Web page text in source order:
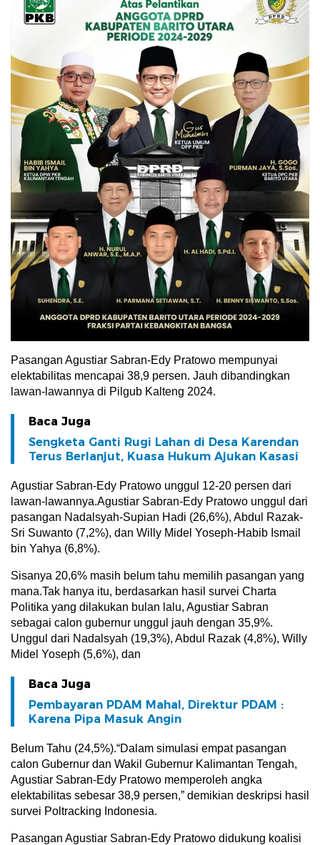
Pasangan Agustiar Sabran-Edy Pratowo mempunyai
elektabilitas mencapai 38,9 persen. Jauh dibandingkan
lawan-lawannya di Pilgub Kalteng 2024.
Baca Juga
Sengketa Ganti Rugi Lahan di Desa Karendan
Terus Berlanjut, Kuasa Hukum Ajukan Kasasi
Agustiar Sabran-Edy Pratowo unggul 12-20 persen dari
lawan-lawannya.Agustiar Sabran-Edy Pratowo unggul dari
pasangan Nadalsyah-Supian Hadi (26,6%), Abdul Razak-
Sri Suwanto (7,2%), dan Willy Midel Yoseph-Habib Ismail
bin Yahya (6,8%).
Sisanya 20,6% masih belum tahu memilih pasangan yang
mana.Tak hanya itu, berdasarkan hasil survei Charta
Politika yang dilakukan bulan lalu, Agustiar Sabran
sebagai calon gubernur unggul jauh dengan 35,9%.
Unggul dari Nadalsyah (19,3%), Abdul Razak (4,8%), Willy
Midel Yoseph (5,6%), dan
Baca Juga
Pembayaran PDAM Mahal, Direktur PDAM :
Karena Pipa Masuk Angin
Belum Tahu (24,5%).“Dalam simulasi empat pasangan
calon Gubernur dan Wakil Gubernur Kalimantan Tengah,
Agustiar Sabran-Edy Pratowo memperoleh angka
elektabilitas sebesar 38,9 persen,” demikian deskripsi hasil
survei Poltracking Indonesia.
Pasangan Agustiar Sabran-Edy Pratowo didukung koalisi